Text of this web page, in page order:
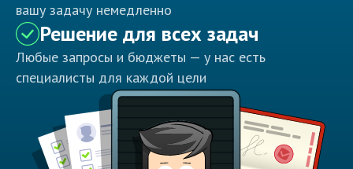
вашу задачу немедленно
Решение для всех задач
Любые запросы и бюджеты — у нас есть
специалисты для каждой цели